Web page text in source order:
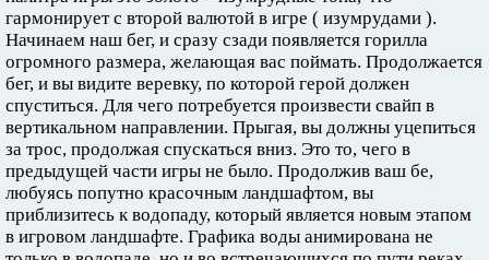
гармонирует с второй валютой в игре ( изумрудами ).
Начинаем наш бег, и сразу сзади появляется горилла
огромного размера, желающая вас поймать. Продолжается
бег, и вы видите веревку, по которой герой должен
спуститься. Для чего потребуется произвести свайп в
вертикальном направлении. Прыгая, вы должны уцепиться
за трос, продолжая спускаться вниз. Это то, чего в
предыдущей части игры не было. Продолжив ваш бе,
любуясь попутно красочным ландшафтом, вы
приблизитесь к водопаду, который является новым этапом
в игровом ландшафте. Графика воды анимирована не